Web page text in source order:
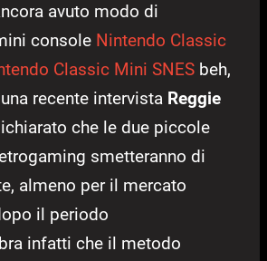
avuto modo di
console Nintendo Classic
Classic Mini SNES beh,
recente intervista Reggie
che le due piccole
smetteranno di
almeno per il mercato
il periodo
infatti che il metodo